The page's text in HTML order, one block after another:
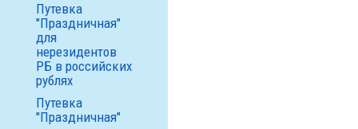
Путевка
"Праздничная"
для
нерезидентов
РБ в российских
рублях
Путевка
"Праздничная"